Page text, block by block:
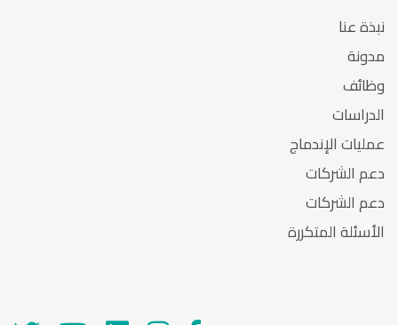
نبذة عنا
مدونة
وظائف
الدراسات
عمليات الإندماج
دعم الشركات
دعم الشركات
الأسئلة المتكررة